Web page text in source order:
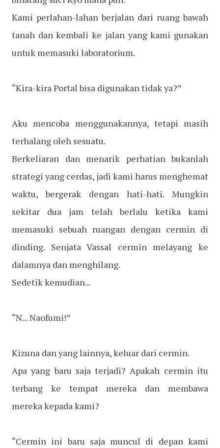
Kami perlahan-lahan berjalan dari ruang bawah
tanah dan kembali ke jalan yang kami gunakan
untuk memasuki laboratorium.
“Kira-kira Portal bisa digunakan tidak ya?”
Aku mencoba menggunakannya, tetapi masih
terhalang oleh sesuatu.
Berkeliaran dan menarik perhatian bukanlah
strategi yang cerdas, jadi kami harus menghemat
waktu, bergerak dengan hati-hati. Mungkin
sekitar dua jam telah berlalu ketika kami
memasuki sebuah ruangan dengan cermin di
dinding. Senjata Vassal cermin melayang ke
dalamnya dan menghilang.
Sedetik kemudian...
“N... Naofumi!”
Kizuna dan yang lainnya, keluar dari cermin.
Apa yang baru saja terjadi? Apakah cermin itu
terbang ke tempat mereka dan membawa
mereka kepada kami?
“Cermin ini baru saja muncul di depan kami